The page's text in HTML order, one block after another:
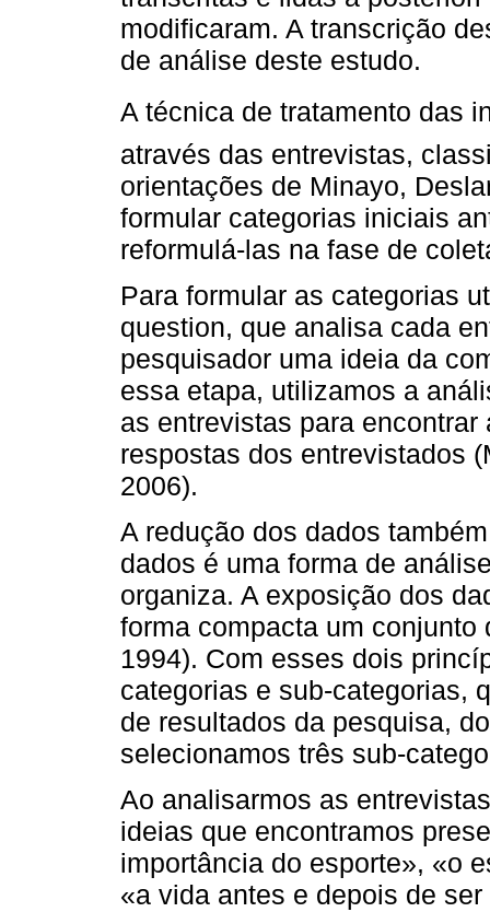
modificaram. A transcrição
de análise deste estudo.
A técnica de tratamento das
através das entrevistas,
orientações de Minayo,
formular categorias iniciais
reformulá-las na fase de
Para formular as categorias
question, que analisa cada
pesquisador uma ideia da
essa etapa, utilizamos a
as entrevistas para
respostas dos entrevistados
2006).
A redução dos dados
dados é uma forma de
organiza. A exposição dos
forma compacta um
1994). Com esses dois
categorias e sub-categorias,
de resultados da pesquisa,
selecionamos três sub-
Ao analisarmos as
ideias que encontramos
importância do esporte», «o
«a vida antes e depois de